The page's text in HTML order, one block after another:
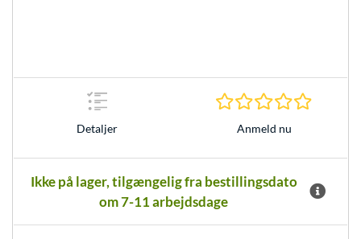
Detaljer Anmeld nu
Ikke på lager, tilgængelig fra bestillingsdato
om 7-11 arbejdsdage